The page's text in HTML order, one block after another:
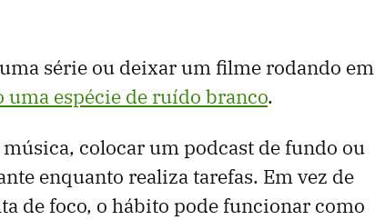
série ou deixar um filme rodando em
uma espécie de ruído branco.
colocar um podcast de fundo ou
enquanto realiza tarefas. Em vez de
de foco, o hábito pode funcionar como